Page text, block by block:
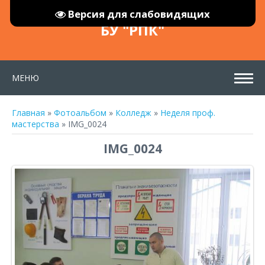
Версия для слабовидящих
БУ "РПК"
МЕНЮ
Главная » Фотоальбом » Колледж » Неделя проф.
мастерства » IMG_0024
IMG_0024